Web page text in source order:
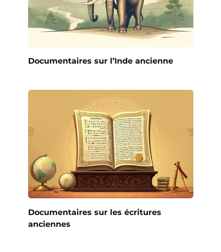
Documentaires sur l’Inde ancienne
Documentaires sur les écritures
anciennes